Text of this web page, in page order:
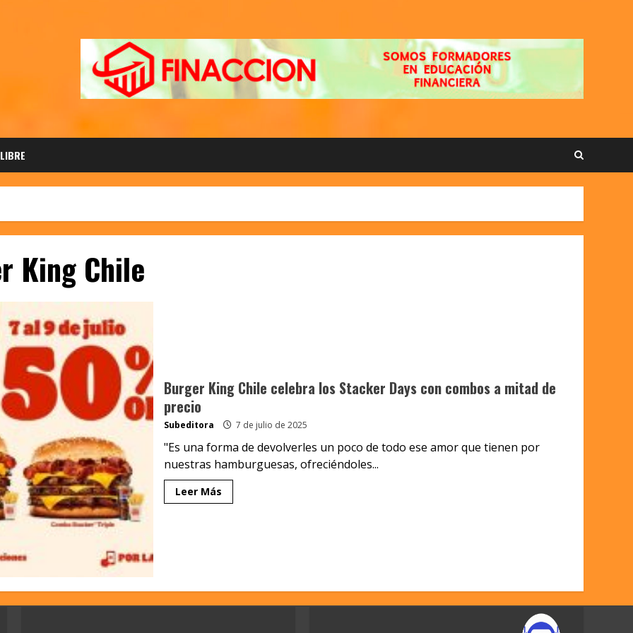
King Chile
Burger King Chile celebra los Stacker Days con combos a mitad de
precio
Subeditora 7 de julio de 2025
"Es una forma de devolverles un poco de todo ese amor que tienen por
nuestras hamburguesas, ofreciéndoles...
Leer Más